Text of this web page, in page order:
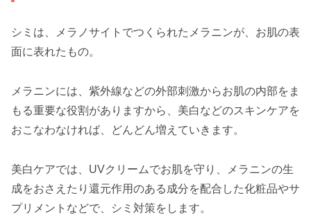
シミは、メラノサイトでつくられたメラニンが、お肌の表
面に表れたもの。
メラニンには、紫外線などの外部刺激からお肌の内部をま
もる重要な役割がありますから、美白などのスキンケアを
おこなわなければ、どんどん増えていきます。
美白ケアでは、UVクリームでお肌を守り、メラニンの生
成をおさえたり還元作用のある成分を配合した化粧品やサ
プリメントなどで、シミ対策をします。